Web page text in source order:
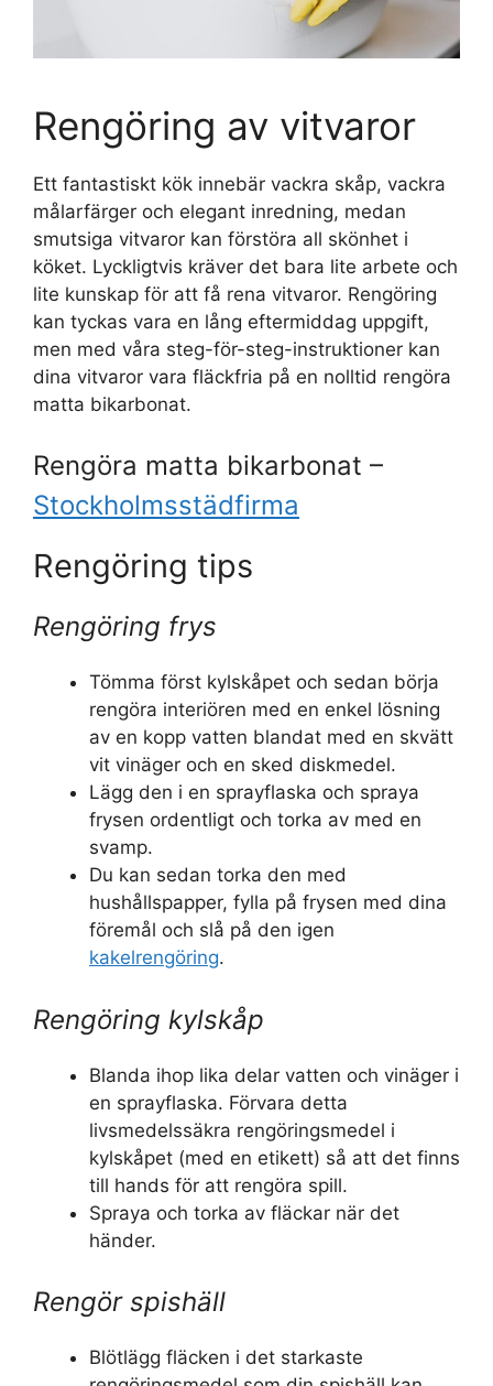
Rengöring av vitvaror
Ett fantastiskt kök innebär vackra skåp, vackra
målarfärger och elegant inredning, medan
smutsiga vitvaror kan förstöra all skönhet i
köket. Lyckligtvis kräver det bara lite arbete och
lite kunskap för att få rena vitvaror. Rengöring
kan tyckas vara en lång eftermiddag uppgift,
men med våra steg-för-steg-instruktioner kan
dina vitvaror vara fläckfria på en nolltid rengöra
matta bikarbonat.
Rengöra matta bikarbonat –
Stockholmsstädfirma
Rengöring tips
Rengöring frys
Tömma först kylskåpet och sedan börja
rengöra interiören med en enkel lösning
av en kopp vatten blandat med en skvätt
vit vinäger och en sked diskmedel.
Lägg den i en sprayflaska och spraya
frysen ordentligt och torka av med en
svamp.
Du kan sedan torka den med
hushållspapper, fylla på frysen med dina
föremål och slå på den igen
kakelrengöring.
Rengöring kylskåp
Blanda ihop lika delar vatten och vinäger i
en sprayflaska. Förvara detta
livsmedelssäkra rengöringsmedel i
kylskåpet (med en etikett) så att det finns
till hands för att rengöra spill.
Spraya och torka av fläckar när det
händer.
Rengör spishäll
Blötlägg fläcken i det starkaste